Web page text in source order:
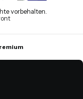
vorbehalten.